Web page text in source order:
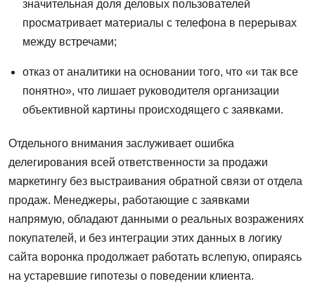
значительная доля деловых пользователей
просматривает материалы с телефона в перерывах
между встречами;
отказ от аналитики на основании того, что «и так все
понятно», что лишает руководителя организации
объективной картины происходящего с заявками.
Отдельного внимания заслуживает ошибка
делегирования всей ответственности за продажи
маркетингу без выстраивания обратной связи от отдела
продаж. Менеджеры, работающие с заявками
напрямую, обладают данными о реальных возражениях
покупателей, и без интеграции этих данных в логику
сайта воронка продолжает работать вслепую, опираясь
на устаревшие гипотезы о поведении клиента.